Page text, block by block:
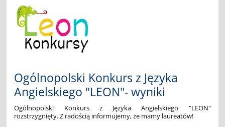
3
wyniki
🦎
🦎
🦎:
Ogólnopolski Konkurs z Języka
Angielskiego "LEON"- wyniki
Ogólnopolski Konkurs z Języka Angielskiego "LEON"
rozstrzygnięty. Z radością informujemy, że mamy laureatów!